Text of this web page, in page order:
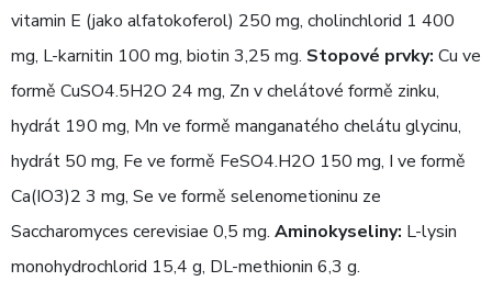
vitamin E (jako alfatokoferol) 250 mg, cholinchlorid 1 400
mg, L-karnitin 100 mg, biotin 3,25 mg. Stopové prvky: Cu ve
formě CuSO4.5H2O 24 mg, Zn v chelátové formě zinku,
hydrát 190 mg, Mn ve formě manganatého chelátu glycinu,
hydrát 50 mg, Fe ve formě FeSO4.H2O 150 mg, I ve formě
Ca(IO3)2 3 mg, Se ve formě selenometioninu ze
Saccharomyces cerevisiae 0,5 mg. Aminokyseliny: L-lysin
monohydrochlorid 15,4 g, DL-methionin 6,3 g.